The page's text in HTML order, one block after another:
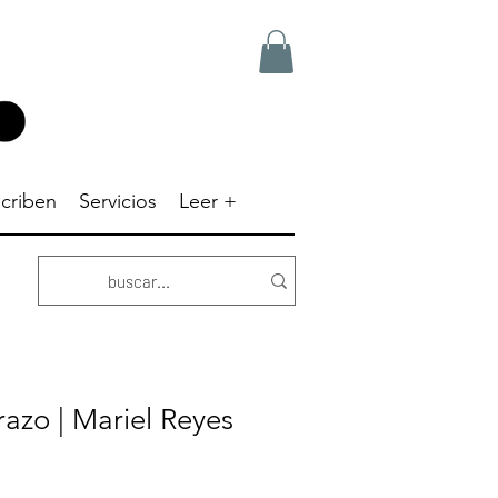
Servicios Leer +
| Mariel Reyes